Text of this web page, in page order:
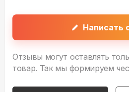
Написать
Отзывы могут оставлять
товар. Так мы формируем